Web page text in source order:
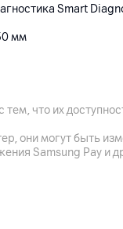
Smart
мм
кг
что их
они могут быть
Samsung Pay и